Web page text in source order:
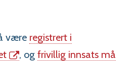
være registrert i
, og frivillig innsats må